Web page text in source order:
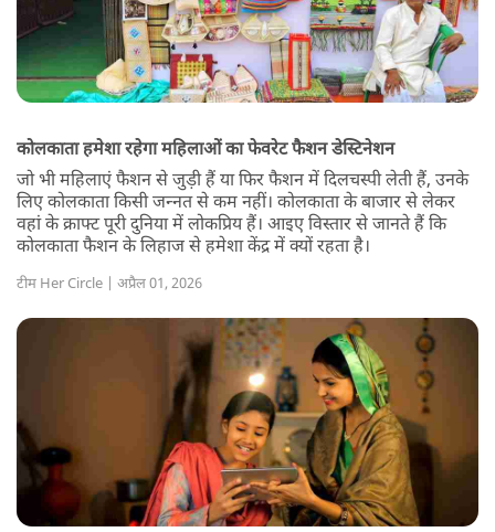
कोलकाता हमेशा रहेगा महिलाओं का फेवरेट फैशन डेस्टिनेशन
जो भी महिलाएं फैशन से जुड़ी हैं या फिर फैशन में दिलचस्पी लेती हैं, उनके
लिए कोलकाता किसी जन्नत से कम नहीं। कोलकाता के बाजार से लेकर
वहां के क्राफ्ट पूरी दुनिया में लोकप्रिय हैं। आइए विस्तार से जानते हैं कि
कोलकाता फैशन के लिहाज से हमेशा केंद्र में क्यों रहता है।
टीम Her Circle | अप्रैल 01, 2026